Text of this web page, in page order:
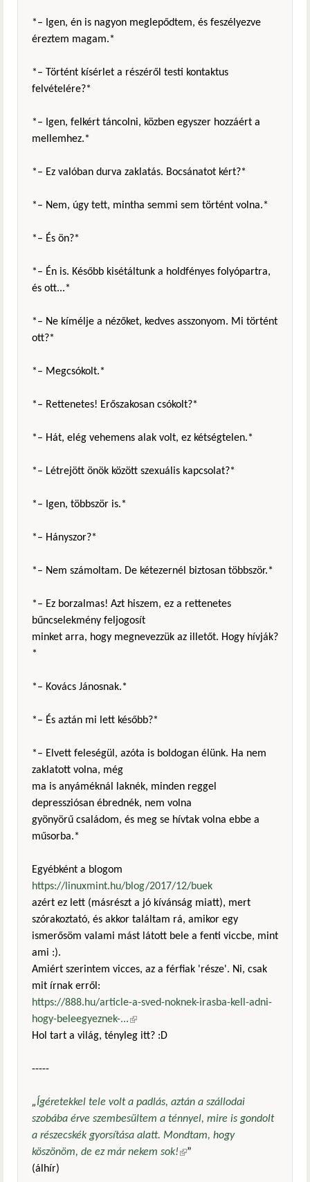
*– Igen, én is nagyon meglepődtem, és feszélyezve
éreztem magam.*
*– Történt kísérlet a részéről testi kontaktus
felvételére?*
*– Igen, felkért táncolni, közben egyszer hozzáért a
mellemhez.*
*– Ez valóban durva zaklatás. Bocsánatot kért?*
*– Nem, úgy tett, mintha semmi sem történt volna.*
*– És ön?*
*– Én is. Később kisétáltunk a holdfényes folyópartra,
és ott...*
*– Ne kímélje a nézőket, kedves asszonyom. Mi történt
ott?*
*– Megcsókolt.*
*– Rettenetes! Erőszakosan csókolt?*
*– Hát, elég vehemens alak volt, ez kétségtelen.*
*– Létrejött önök között szexuális kapcsolat?*
*– Igen, többször is.*
*– Hányszor?*
*– Nem számoltam. De kétezernél biztosan többször.*
*– Ez borzalmas! Azt hiszem, ez a rettenetes
bűncselekmény feljogosít
minket arra, hogy megnevezzük az illetőt. Hogy hívják?
*
*– Kovács Jánosnak.*
*– És aztán mi lett később?*
*– Elvett feleségül, azóta is boldogan élünk. Ha nem
zaklatott volna, még
ma is anyáméknál laknék, minden reggel
depressziósan ébrednék, nem volna
gyönyörű családom, és meg se hívtak volna ebbe a
műsorba.*
Egyébként a blogom
https://linuxmint.hu/blog/2017/12/buek
azért ez lett (másrészt a jó kívánság miatt), mert
szórakoztató, és akkor találtam rá, amikor egy
ismerősöm valami mást látott bele a fenti viccbe, mint
ami :).
Amiért szerintem vicces, az a férfiak 'része'. Ni, csak
mit írnak erről:
https://888.hu/article-a-sved-noknek-irasba-kell-adni-
hogy-beleegyeznek-...(külső hivatkozás)
Hol tart a világ, tényleg itt? :D
-----
„Ígéretekkel tele volt a padlás, aztán a szállodai
szobába érve szembesültem a ténnyel, mire is gondolt
a részecskék gyorsítása alatt. Mondtam, hogy
köszönöm, de ez már nekem sok!(külső hivatkozás)
”
(álhír)